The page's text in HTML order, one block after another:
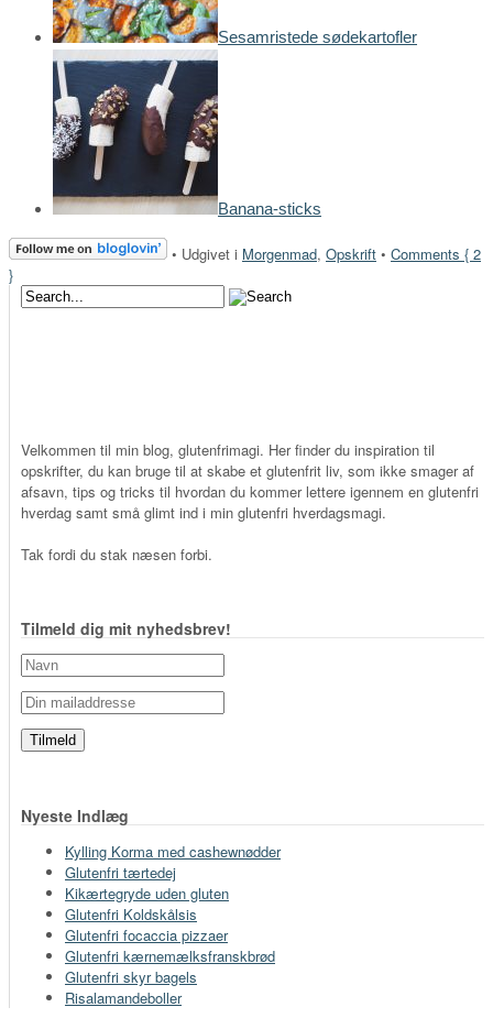
Sesamristede sødekartofler
Banana-sticks
• Udgivet i Morgenmad, Opskrift • Comments { 2
}
Velkommen til min blog, glutenfrimagi. Her finder du inspiration til
opskrifter, du kan bruge til at skabe et glutenfrit liv, som ikke smager af
afsavn, tips og tricks til hvordan du kommer lettere igennem en glutenfri
hverdag samt små glimt ind i min glutenfri hverdagsmagi.
Tak fordi du stak næsen forbi.
Tilmeld dig mit nyhedsbrev!
Nyeste Indlæg
Kylling Korma med cashewnødder
Glutenfri tærtedej
Kikærtegryde uden gluten
Glutenfri Koldskålsis
Glutenfri focaccia pizzaer
Glutenfri kærnemælksfranskbrød
Glutenfri skyr bagels
Risalamandeboller